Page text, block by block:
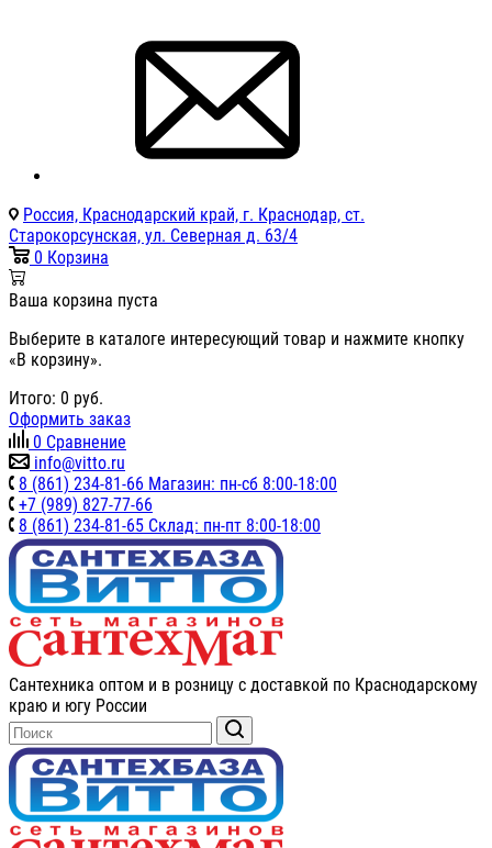
Россия, Краснодарский край, г. Краснодар, ст.
Старокорсунская, ул. Северная д. 63/4
0 Корзина
Ваша корзина пуста
Выберите в каталоге интересующий товар и нажмите кнопку
«В корзину».
Итого: 0 руб.
Оформить заказ
0 Сравнение
info@vitto.ru
8 (861) 234-81-66 Магазин: пн-сб 8:00-18:00
+7 (989) 827-77-66
8 (861) 234-81-65 Склад: пн-пт 8:00-18:00
Сантехника оптом и в розницу с доставкой по Краснодарскому
краю и югу России